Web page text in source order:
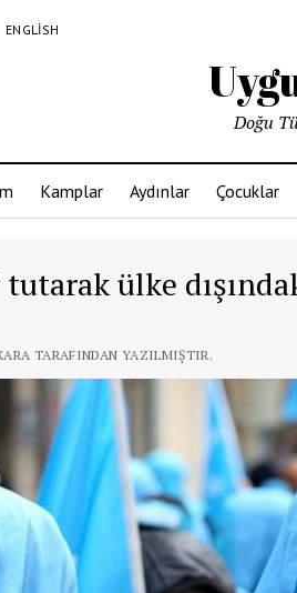
ENGLISH
Doğu
Kamplar Aydınlar Çocuklar
ülke
TARAFINDAN YAZILMIŞTIR.